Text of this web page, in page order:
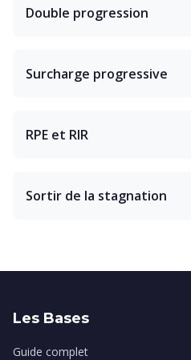
Double progression
Surcharge progressive
RPE et RIR
Sortir de la stagnation
Les Bases
Guide complet